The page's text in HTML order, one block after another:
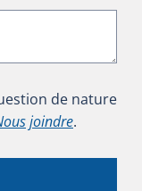
de nature
joindre.